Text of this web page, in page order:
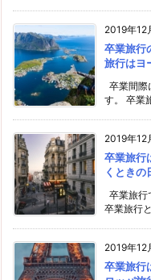
2019年12
卒業旅行
旅行はヨ
卒業間際
す。 卒業
2019年12
卒業旅行
くときの
卒業旅行
卒業旅行
2019年12
卒業旅行